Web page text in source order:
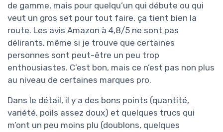
de gamme, mais pour quelqu’un qui débute ou qui
veut un gros set pour tout faire, ça tient bien la
route. Les avis Amazon à 4,8/5 ne sont pas
délirants, même si je trouve que certaines
personnes sont peut-être un peu trop
enthousiastes. C’est bon, mais ce n’est pas non plus
au niveau de certaines marques pro.
Dans le détail, il y a des bons points (quantité,
variété, poils assez doux) et quelques trucs qui
m’ont un peu moins plu (doublons, quelques